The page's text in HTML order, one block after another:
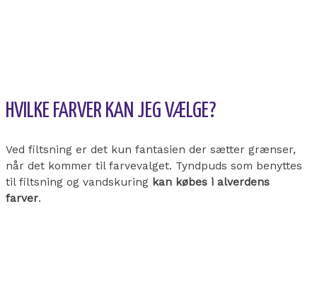
HVILKE FARVER KAN JEG VÆLGE?
Ved filtsning er det kun fantasien der sætter grænser,
når det kommer til farvevalget. Tyndpuds som benyttes
til filtsning og vandskuring kan købes i alverdens
farver.